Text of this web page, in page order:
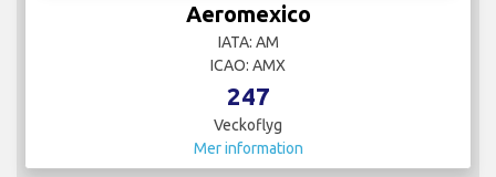
Aeromexico
IATA: AM
ICAO: AMX
247
Veckoflyg
Mer information